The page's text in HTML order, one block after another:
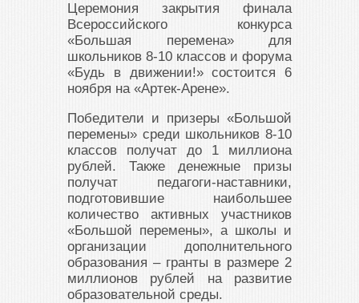
Церемония закрытия финала
Всероссийского конкурса
«Большая перемена» для
школьников 8-10 классов и форума
«Будь в движении!» состоится 6
ноября на «Артек-Арене».
Победители и призеры «Большой
перемены» среди школьников 8-10
классов получат до 1 миллиона
рублей. Также денежные призы
получат педагоги-наставники,
подготовившие наибольшее
количество активных участников
«Большой перемены», а школы и
организации дополнительного
образования – гранты в размере 2
миллионов рублей на развитие
образовательной среды.